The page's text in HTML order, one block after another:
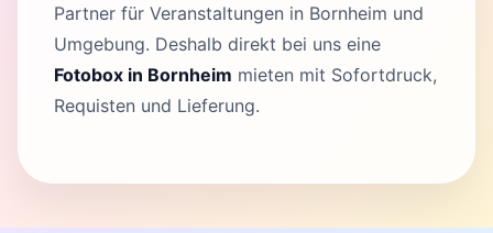
Partner für Veranstaltungen in Bornheim und
Umgebung. Deshalb direkt bei uns eine
Fotobox in Bornheim mieten mit Sofortdruck,
Requisten und Lieferung.